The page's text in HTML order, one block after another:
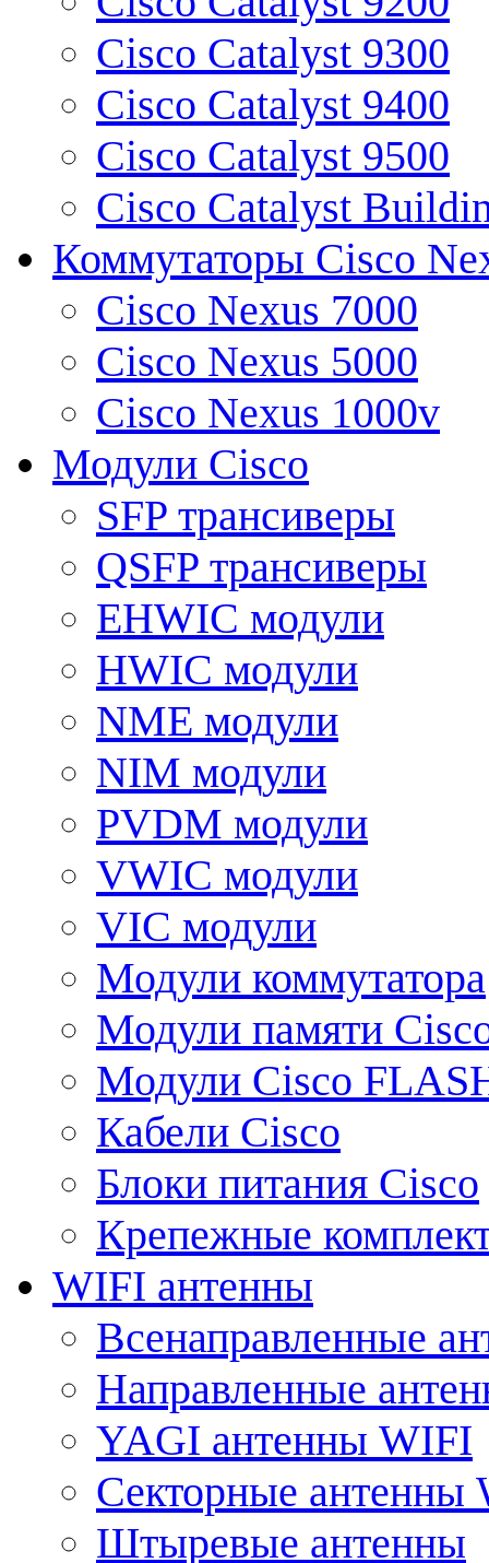
Cisco Catalyst 9300
Cisco Catalyst 9400
Cisco Catalyst 9500
Cisco Catalyst
Коммутаторы Cisco
Cisco Nexus 7000
Cisco Nexus 5000
Cisco Nexus 1000v
Модули Cisco
SFP трансиверы
QSFP трансиверы
EHWIC модули
HWIC модули
NME модули
NIM модули
PVDM модули
VWIC модули
VIC модули
Модули коммутатора
Модули памяти
Модули Cisco
Кабели Cisco
Блоки питания Cisco
Крепежные
WIFI антенны
Всенаправленные
Направленные
YAGI антенны WIFI
Секторные антенны
Штыревые антенны